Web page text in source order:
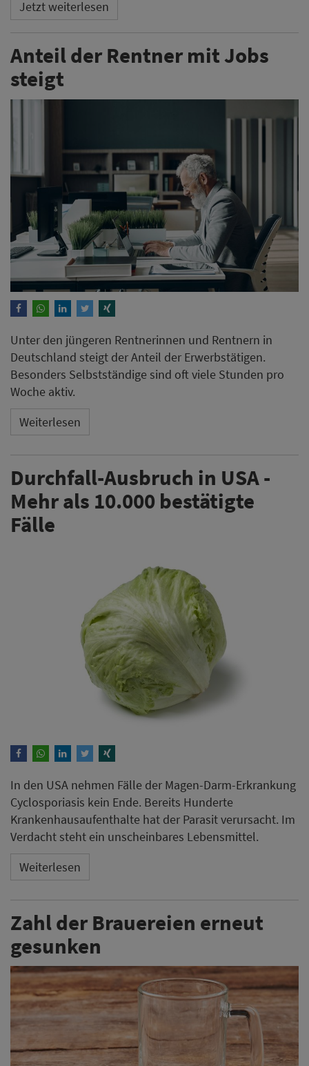
Jetzt weiterlesen
Anteil der Rentner mit Jobs
steigt
Unter den jüngeren Rentnerinnen und Rentnern in
Deutschland steigt der Anteil der Erwerbstätigen.
Besonders Selbstständige sind oft viele Stunden pro
Woche aktiv.
Weiterlesen
Durchfall-Ausbruch in USA -
Mehr als 10.000 bestätigte
Fälle
In den USA nehmen Fälle der Magen-Darm-Erkrankung
Cyclosporiasis kein Ende. Bereits Hunderte
Krankenhausaufenthalte hat der Parasit verursacht. Im
Verdacht steht ein unscheinbares Lebensmittel.
Weiterlesen
Zahl der Brauereien erneut
gesunken